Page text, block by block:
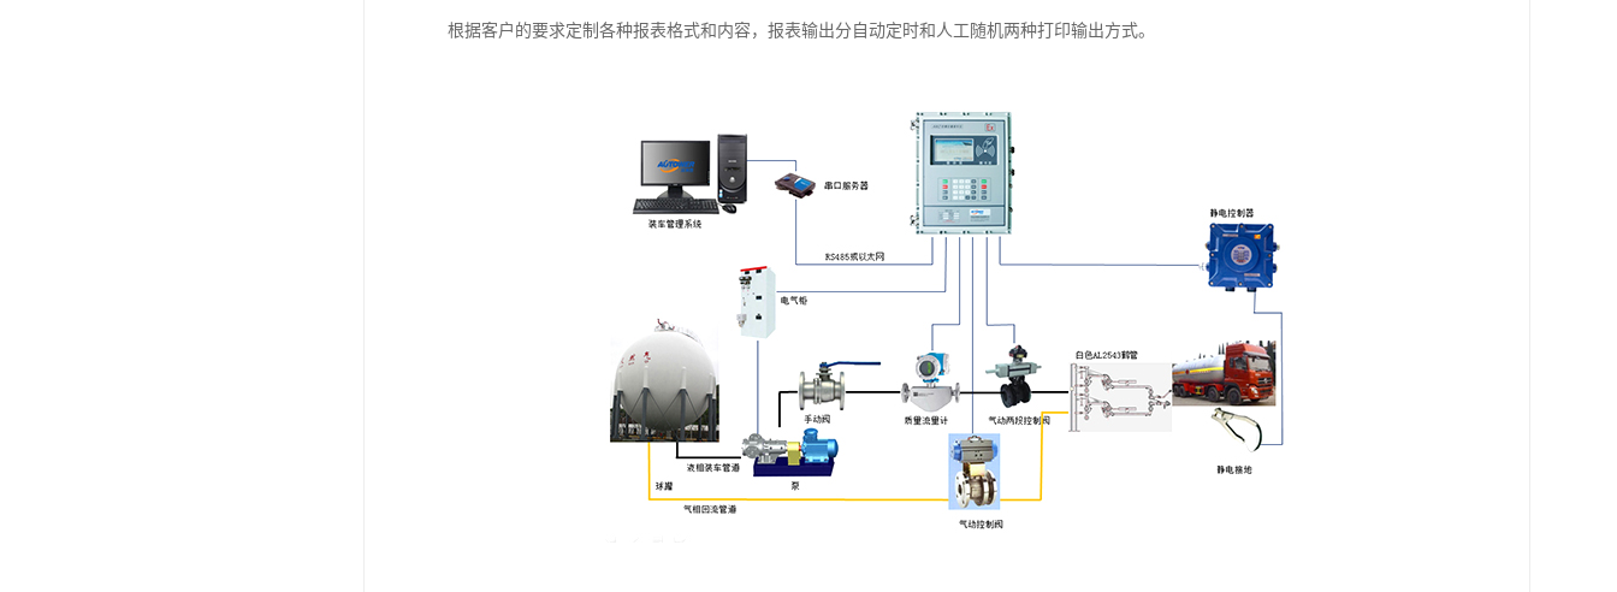
根据客户的要求定制各种报表格式和内容，报表输出分自动定时和人工随机两种打印输出方式。